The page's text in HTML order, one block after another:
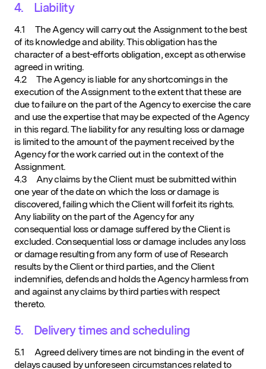
4. Liability
4.1 The Agency will carry out the Assignment to the best
of its knowledge and ability. This obligation has the
character of a best-efforts obligation, except as otherwise
agreed in writing.
4.2 The Agency is liable for any shortcomings in the
execution of the Assignment to the extent that these are
due to failure on the part of the Agency to exercise the care
and use the expertise that may be expected of the Agency
in this regard. The liability for any resulting loss or damage
is limited to the amount of the payment received by the
Agency for the work carried out in the context of the
Assignment.
4.3 Any claims by the Client must be submitted within
one year of the date on which the loss or damage is
discovered, failing which the Client will forfeit its rights.
Any liability on the part of the Agency for any
consequential loss or damage suffered by the Client is
excluded. Consequential loss or damage includes any loss
or damage resulting from any form of use of Research
results by the Client or third parties, and the Client
indemnifies, defends and holds the Agency harmless from
and against any claims by third parties with respect
thereto.
5. Delivery times and scheduling
5.1 Agreed delivery times are not binding in the event of
delays caused by unforeseen circumstances related to